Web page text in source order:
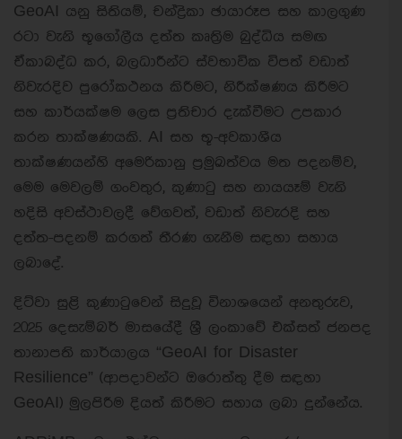
GeoAI යනු සිතියම්, චන්ද්‍රිකා ඡායාරූප සහ කාලගුණ
රටා වැනි භූගෝලීය දත්ත කෘත්‍රිම බුද්ධිය සමඟ
ඒකාබද්ධ කර, බලධාරීන්ට ස්වභාවික විපත් වඩාත්
නිවැරදිව පුරෝකථනය කිරීමට, නිරීක්ෂණය කිරීමට
සහ කාර්යක්ෂම ලෙස ප්‍රතිචාර දැක්වීමට උපකාර
කරන තාක්ෂණයකි. AI සහ භූ-අවකාශීය
තාක්ෂණයන්හි අමෙරිකානු ප්‍රමුඛත්වය මත පදනම්ව,
මෙම මෙවලම් ගංවතුර, කුණාටු සහ නායයෑම් වැනි
හදිසි අවස්ථාවලදී වේගවත්, වඩාත් නිවැරදි සහ
දත්ත-පදනම් කරගත් තීරණ ගැනීම සඳහා සහාය
ලබාදේ.
දිට්වා සුළි කුණාටුවෙන් සිදුවූ විනාශයෙන් අනතුරුව,
2025 දෙසැම්බර් මාසයේදී ශ්‍රී ලංකාවේ එක්සත් ජනපද
තානාපති කාර්යාලය “GeoAI for Disaster
Resilience” (ආපදාවන්ට ඔරොත්තු දීම සඳහා
GeoAI) මුලපිරීම දියත් කිරීමට සහාය ලබා දුන්නේය.